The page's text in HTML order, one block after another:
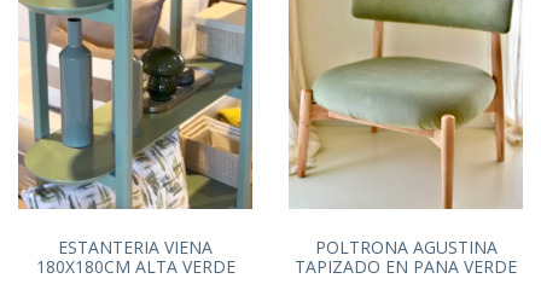
ESTANTERIA VIENA
180X180CM ALTA VERDE
POLTRONA AGUSTINA
TAPIZADO EN PANA VERDE